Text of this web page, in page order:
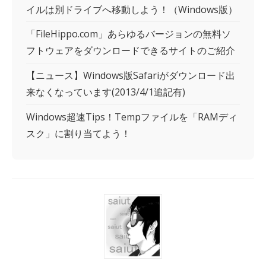
イルは別ドライブへ移動しよう！（Windows版）
「FileHippo.com」あらゆるバージョンの無料ソ
フトウェアをダウンロードできるサイトのご紹介
【ニュース】Windows版Safariがダウンロード出
来なくなっています(2013/4/1追記有)
Windows超速Tips！Tempファイルを「RAMディ
スク」に割り当てよう！